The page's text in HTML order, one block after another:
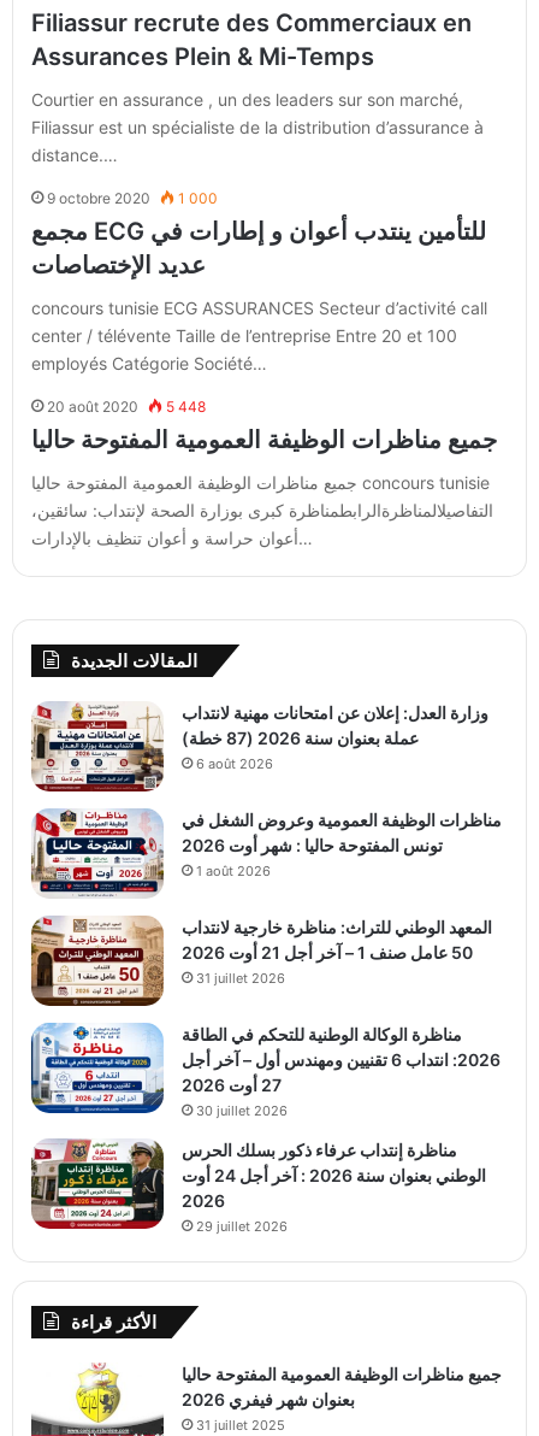
Filiassur recrute des Commerciaux en
Assurances Plein & Mi-Temps
Courtier en assurance , un des leaders sur son marché,
Filiassur est un spécialiste de la distribution d’assurance à
distance.…
9 octobre 2020 1 000
مجمع ECG للتأمين ينتدب أعوان و إطارات في
عديد الإختصاصات
concours tunisie ECG ASSURANCES Secteur d’activité call
center / télévente Taille de l’entreprise Entre 20 et 100
employés Catégorie Société…
20 août 2020 5 448
جميع مناظرات الوظيفة العمومية المفتوحة حاليا
جميع مناظرات الوظيفة العمومية المفتوحة حاليا concours tunisie
التفاصيلالمناظرةالرابطمناظرة كبرى بوزارة الصحة لإنتداب: سائقين،
أعوان حراسة و أعوان تنظيف بالإدارات…
المقالات الجديدة
وزارة العدل: إعلان عن امتحانات مهنية لانتداب
عملة بعنوان سنة 2026 (87 خطة)
6 août 2026
مناظرات الوظيفة العمومية وعروض الشغل في
تونس المفتوحة حاليا : شهر أوت 2026
1 août 2026
المعهد الوطني للتراث: مناظرة خارجية لانتداب
50 عامل صنف 1 – آخر أجل 21 أوت 2026
31 juillet 2026
مناظرة الوكالة الوطنية للتحكم في الطاقة
2026: انتداب 6 تقنيين ومهندس أول – آخر أجل
27 أوت 2026
30 juillet 2026
مناظرة إنتداب عرفاء ذكور بسلك الحرس
الوطني بعنوان سنة 2026 : آخر أجل 24 أوت
2026
29 juillet 2026
الأكثر قراءة
جميع مناظرات الوظيفة العمومية المفتوحة حاليا
بعنوان شهر فيفري 2026
31 juillet 2025